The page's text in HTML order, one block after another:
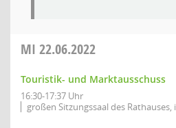
MI 22.06.2022
Touristik- und Marktausschuss
16:30-17:37 Uhr
großen Sitzungssaal des